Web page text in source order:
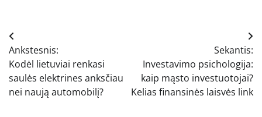
Navigacija
tarp
įrašų
Ankstesnis:
Kodėl lietuviai renkasi
saulės elektrines anksčiau
nei naują automobilį?
Sekantis:
Investavimo psichologija:
kaip mąsto investuotojai?
Kelias finansinės laisvės link